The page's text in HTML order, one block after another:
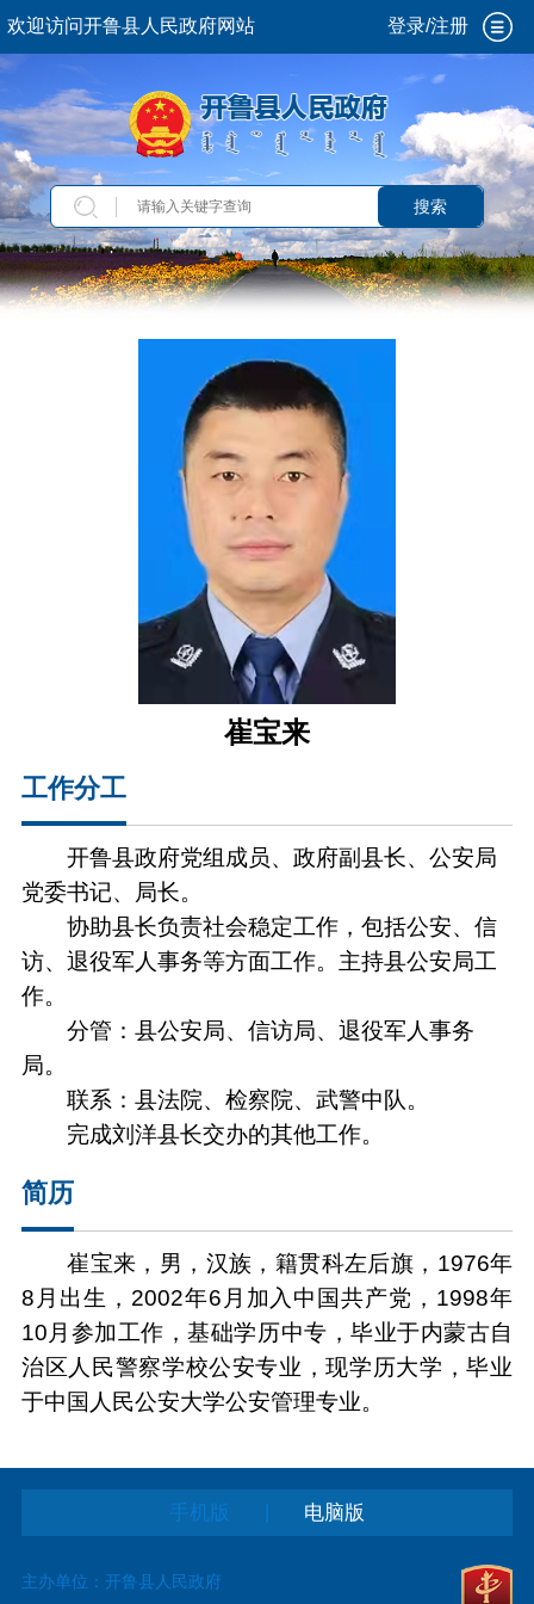
欢迎访问开鲁县人民政府网站 登录/注册
搜索
崔宝来
工作分工
开鲁县政府党组成员、政府副县长、公安局
党委书记、局长。
协助县长负责社会稳定工作，包括公安、信
访、退役军人事务等方面工作。主持县公安局工
作。
分管：县公安局、信访局、退役军人事务
局。
联系：县法院、检察院、武警中队。
完成刘洋县长交办的其他工作。
简历
崔宝来，男，汉族，籍贯科左后旗，1976年
8月出生，2002年6月加入中国共产党，1998年
10月参加工作，基础学历中专，毕业于内蒙古自
治区人民警察学校公安专业，现学历大学，毕业
于中国人民公安大学公安管理专业。
手机版 电脑版
主办单位：开鲁县人民政府